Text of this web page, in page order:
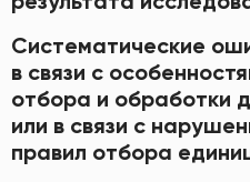
Систематические
в связи с
отбора и обработки
или в связи с
правил отбора